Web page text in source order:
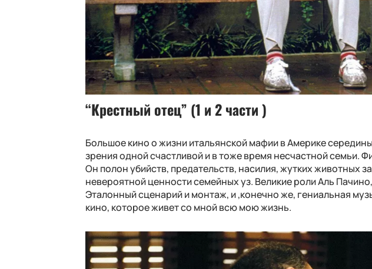
“Крестный отец” (1 и 2 части )
Большое кино о жизни итальянской мафии в Америке
зрения одной счастливой и в тоже время несчастной семьи.
Он полон убийств, предательств, насилия, жутких животных
невероятной ценности семейных уз. Великие роли Аль
Эталонный сценарий и монтаж, и ,конечно же, гениальная
кино, которое живет со мной всю мою жизнь.